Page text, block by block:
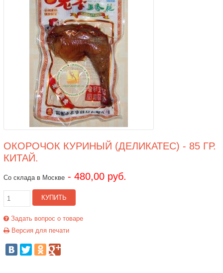
ОКОРОЧОК КУРИНЫЙ (ДЕЛИКАТЕС) - 85 ГР.
КИТАЙ.
Со склада в Москве- 480,00 руб.
КУПИТЬ
Задать вопрос о товаре
Версия для печати